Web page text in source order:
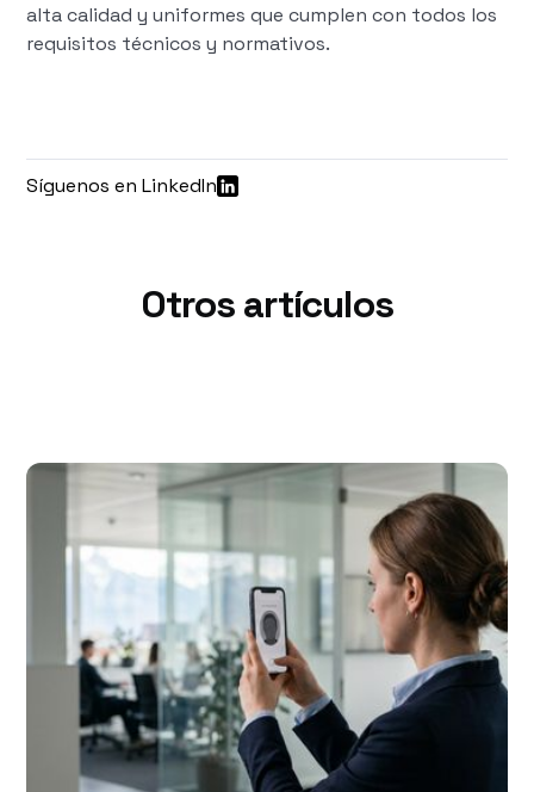
alta calidad y uniformes que cumplen con todos los
requisitos técnicos y normativos.
Síguenos en LinkedIn
Otros artículos